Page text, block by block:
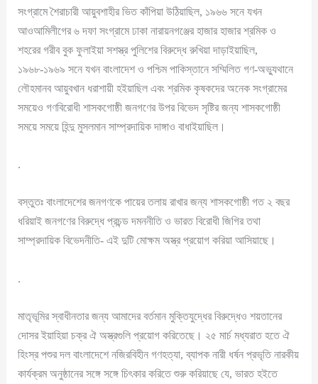
সংগ্রামে শৈরাচারী আয়ুবশাহীর ভিত কাঁপিয়া উঠিয়াছিল, ১৯৬৬ সনে যখন
আওআমিলীগের ৬ দফা সংগ্রামে ঢাকা নারায়নগঞ্জের হাজার হাজার শ্রমিক ও
শহরের গরীব বুক ফুলাইয়া সশস্ত্র পুলিশের বিরুদ্ধে রুখিয়া দাড়াইয়াছিল,
১৯৬৮-১৯৬৯ সনে যখন বাংলাদেশ ও পশ্চিম পাকিস্তানে সম্মিলিত গণ-অভ্যুথানে
লৌহমানব আয়ুবখান ধরাশায়ী হইয়াছিল এবং শ্রমিক কৃষকদের অনেক সংগ্রামের
সময়েও গণবিরোধী শাসকগোষ্ঠী জনগণের উপর বিভেদ সৃষ্টির জন্য শাসকগোষ্ঠী
সময়ে সময়ে হিন্দু মুসলমান সাম্প্রদায়িক দাঙ্গাও বাধাইয়াছিল।
.
বস্তুতঃ বাংলাদেশের জনগণকে পায়ের তলায় রাখার জন্য শাসকগোষ্ঠী গত ২ বছর
ধরিয়াই জনগণের বিরুদ্ধে প্রচন্ড দমননীতি ও ভারত বিরোধী জিগির তথা
সাম্প্রদায়িক বিভেদনীতি- এই দুটি মোক্ষম অস্ত্র প্রয়োগ করিয়া আসিয়াছে।
.
মাতৃভূমির স্বাধীনতার জন্য আমাদের বর্তমান ‍মুক্তিযুদ্ধের বিরুদ্ধেও শয়তানের
দোসর ইয়াহিয়া চক্র ঐ অস্ত্রগুলি প্রয়োগ করিতেছে। ২৫ মার্চ মধ্যরাত হতে ঐ
হিংস্র পশুর দল বাংলাদেশে নজিরবিহীন গণহত্যা, ব্যাপক নারী ধর্ষন প্রভৃতি নারকীয়
কার্যক্রম অনুষ্ঠানের সঙ্গে সঙ্গে চিৎকার করিতে শুরু করিয়াছে যে, ভারত হইতে